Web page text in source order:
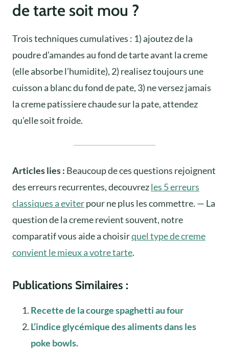
de tarte soit mou ?
Trois techniques cumulatives : 1) ajoutez de la
poudre d’amandes au fond de tarte avant la creme
(elle absorbe l’humidite), 2) realisez toujours une
cuisson a blanc du fond de pate, 3) ne versez jamais
la creme patissiere chaude sur la pate, attendez
qu’elle soit froide.
Articles lies : Beaucoup de ces questions rejoignent
des erreurs recurrentes, decouvrezles 5 erreurs
classiques a eviterpour ne plus les commettre. — La
question de la creme revient souvent, notre
comparatif vous aide a choisirquel type de creme
convient le mieux a votre tarte.
Publications Similaires :
Recette de la courge spaghetti au four
L’indice glycémique des aliments dans les
poke bowls.